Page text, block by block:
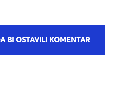
BI OSTAVILI KOMENTAR